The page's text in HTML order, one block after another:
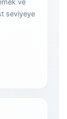
ve
seviyeye